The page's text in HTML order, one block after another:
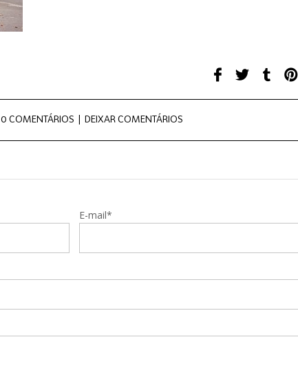
0 COMENTÁRIOS | DEIXAR COMENTÁRIOS
E-mail*